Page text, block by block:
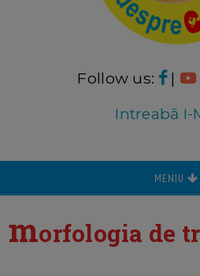
Follow us: |
Intreabă I-
MENIU
morfologia de